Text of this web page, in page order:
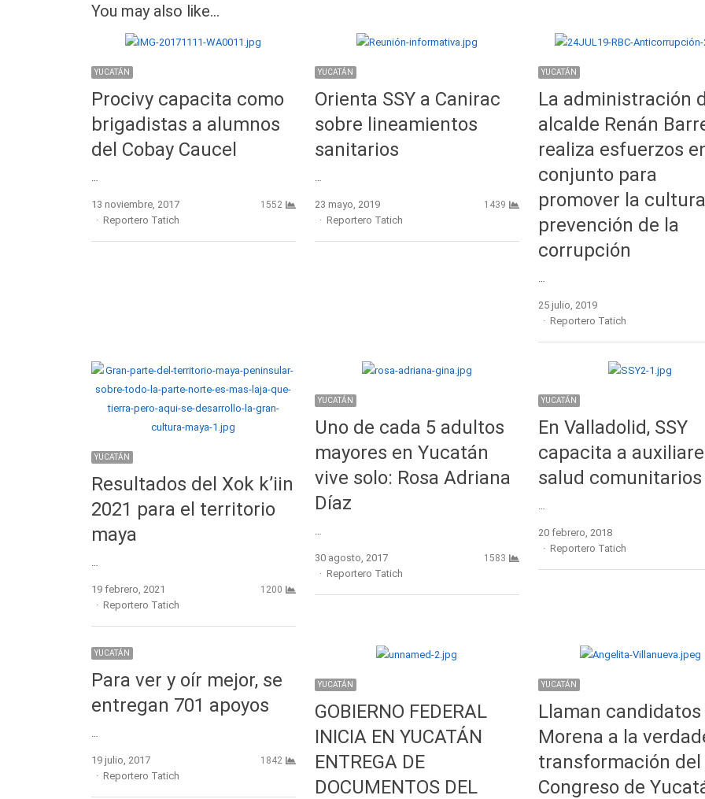
You may also like...
YUCATÁN
Procivy capacita como
brigadistas a alumnos
del Cobay Caucel
13 noviembre, 2017
Author
Reportero Tatich
1552
YUCATÁN
Orienta SSY a Canirac
sobre lineamientos
sanitarios
23 mayo, 2019
Author
Reportero Tatich
1439
YUCATÁN
La administración
alcalde Renán
realiza esfuerzos
conjunto para
promover la
prevención de la
corrupción
25 julio, 2019
Author
Reportero Tatich
YUCATÁN
Resultados del Xok k’iin
2021 para el territorio
maya
19 febrero, 2021
Author
Reportero Tatich
1200
YUCATÁN
Uno de cada 5 adultos
mayores en Yucatán
vive solo: Rosa Adriana
Díaz
30 agosto, 2017
Author
Reportero Tatich
1583
YUCATÁN
En Valladolid, SSY
capacita a
salud comunitarios
20 febrero, 2018
Author
Reportero Tatich
YUCATÁN
Para ver y oír mejor, se
entregan 701 apoyos
19 julio, 2017
Author
Reportero Tatich
1842
YUCATÁN
GOBIERNO FEDERAL
INICIA EN YUCATÁN
ENTREGA DE
DOCUMENTOS DEL
YUCATÁN
Llaman candidatos
Morena a la
transformación del
Congreso de